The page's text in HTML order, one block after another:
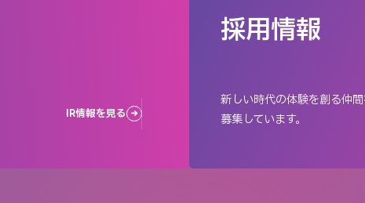
IR情報を見る
採用情報
新しい時代の体験を創る仲
募集しています。